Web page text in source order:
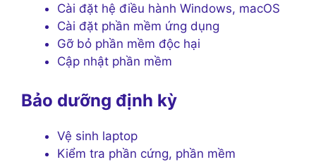
Cài đặt hệ điều hành Windows, macOS
Cài đặt phần mềm ứng dụng
Gỡ bỏ phần mềm độc hại
Cập nhật phần mềm
Bảo dưỡng định kỳ
Vệ sinh laptop
Kiểm tra phần cứng, phần mềm